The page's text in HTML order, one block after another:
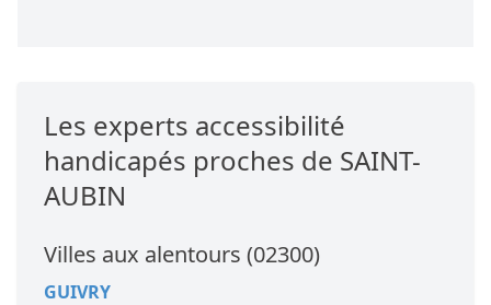
Les experts accessibilité
handicapés proches de SAINT-
AUBIN
Villes aux alentours (02300)
GUIVRY